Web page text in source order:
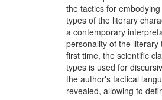
the tactics for
types of the literary
a contemporary
personality of the
first time, the scientific
types is used for
the author's tactical
revealed, allowing to